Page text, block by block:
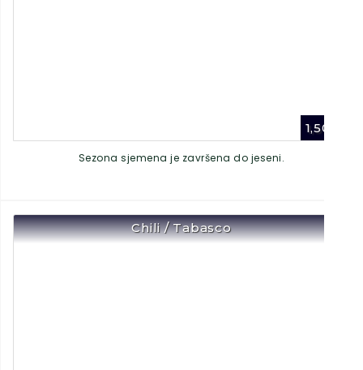
1,50
Sezona sjemena je završena do jeseni.
Chili / Tabasco